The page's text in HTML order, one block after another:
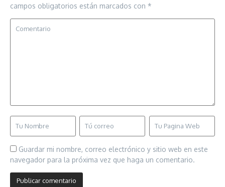
campos obligatorios están marcados con *
Guardar mi nombre, correo electrónico y sitio web en este
navegador para la próxima vez que haga un comentario.